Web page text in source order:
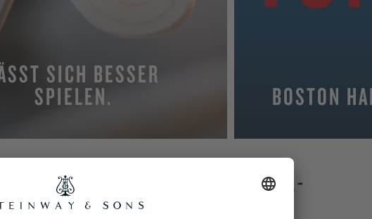
SICH BESSER
SPIELEN. BOSTON
MIT DER FLÜGEL-